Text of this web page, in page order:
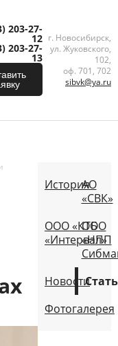
203-27-
12
203-27-
13
г. Новосибирск,
ул. Жуковского,
102,
оф. 701, 702
sibvk@ya.ru
ИсторияАО
«СВК»
ООО «КТБ
«Интервал»
ООО
«НПП
Новости
Фотогалерея